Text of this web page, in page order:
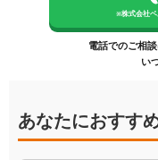
※株式会社ベ
電話でのご相
い
あなたにおすす